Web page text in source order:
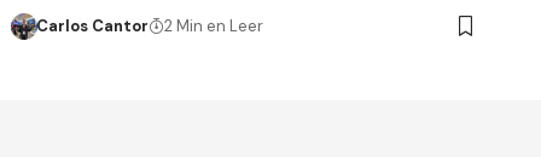
Carlos Cantor 2 Min en Leer